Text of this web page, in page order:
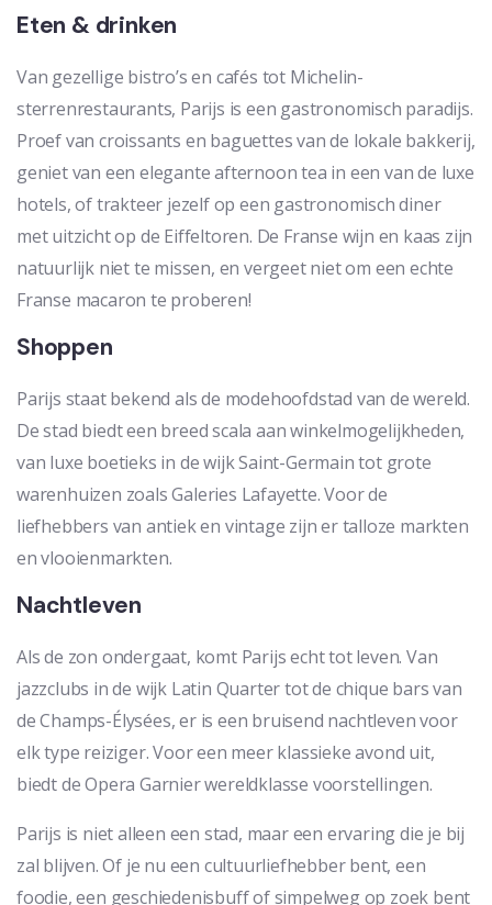
Eten & drinken
Van gezellige bistro’s en cafés tot Michelin-
sterrenrestaurants, Parijs is een gastronomisch paradijs.
Proef van croissants en baguettes van de lokale bakkerij,
geniet van een elegante afternoon tea in een van de luxe
hotels, of trakteer jezelf op een gastronomisch diner
met uitzicht op de Eiffeltoren. De Franse wijn en kaas zijn
natuurlijk niet te missen, en vergeet niet om een echte
Franse macaron te proberen!
Shoppen
Parijs staat bekend als de modehoofdstad van de wereld.
De stad biedt een breed scala aan winkelmogelijkheden,
van luxe boetieks in de wijk Saint-Germain tot grote
warenhuizen zoals Galeries Lafayette. Voor de
liefhebbers van antiek en vintage zijn er talloze markten
en vlooienmarkten.
Nachtleven
Als de zon ondergaat, komt Parijs echt tot leven. Van
jazzclubs in de wijk Latin Quarter tot de chique bars van
de Champs-Élysées, er is een bruisend nachtleven voor
elk type reiziger. Voor een meer klassieke avond uit,
biedt de Opera Garnier wereldklasse voorstellingen.
Parijs is niet alleen een stad, maar een ervaring die je bij
zal blijven. Of je nu een cultuurliefhebber bent, een
foodie, een geschiedenisbuff of simpelweg op zoek bent